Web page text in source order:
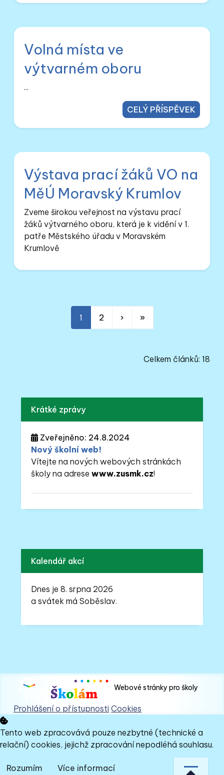
Volná místa ve
výtvarném oboru
...
CELÝ PŘÍSPĚVEK
Výstava prací žáků VO na
MěÚ Moravský Krumlov
Zveme širokou veřejnost na výstavu prací
žáků výtvarného oboru, která je k vidění v 1.
patře Městského úřadu v Moravském
Krumlově
1 2 › »
Celkem článků: 18
Krátké zprávy
Zveřejněno: 24.8.2024
Nový školní web!
Vítejte na nových webových stránkách
školy na adresewww.zusmk.cz!
Kalendář akcí
Dnes je 8. srpna 2026
a svátek má Soběslav.
Webové stránky pro školy
Prohlášení o přístupnosti Cookies
Tento web zpracovává pouze nezbytné (technické a
relační) cookies, jejichž zpracování nepodléhá souhlasu.
Rozumím Více informací